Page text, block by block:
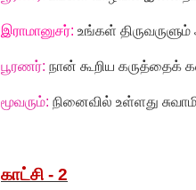
இராமானுசர்: உங்கள்
பூரணர்: நான் கூறிய கருத்தைக்
மூவரும்: நினைவில் உள்ளது
காட்சி - 2